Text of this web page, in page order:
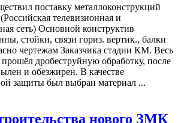
поставку металлоконструкций
телевизионная и
сеть) Основной конструктив
стойки, связи гориз. вертик., балки
чертежам Заказчика стадии КМ. Весь
дробеструйную обработку, после
и обезжирен. В качестве
защиты был выбран материал ...
нового ЗМК